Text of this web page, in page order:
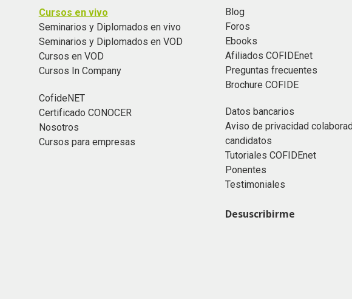
Cursos en vivo
Seminarios y Diplomados en vivo
Seminarios y Diplomados en VOD
Cursos en VOD
Cursos In Company
CofideNET
Certificado CONOCER
Nosotros
Cursos para empresas
Blog
Foros
Ebooks
Afiliados COFIDEnet
Preguntas frecuentes
Brochure COFIDE
Datos bancarios
Aviso de privacidad
candidatos
Tutoriales COFIDEnet
Ponentes
Testimoniales
Desuscribirme